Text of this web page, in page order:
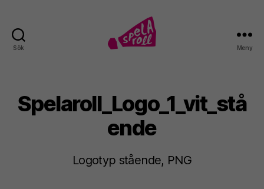
Sök Meny
Spelaroll_Logo_1_vit_stå
ende
Logotyp stående, PNG